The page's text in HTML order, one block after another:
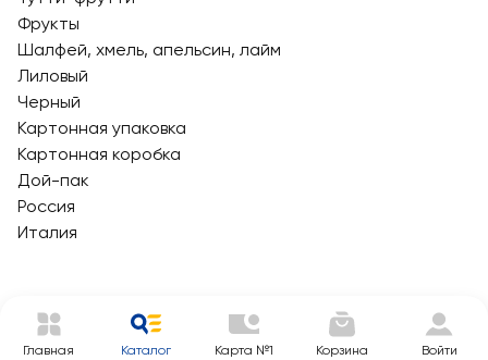
Фрукты
Шалфей, хмель, апельсин, лайм
Лиловый
Черный
Картонная упаковка
Картонная коробка
Дой-пак
Россия
Италия
Главная Каталог Карта №1 Корзина Войти